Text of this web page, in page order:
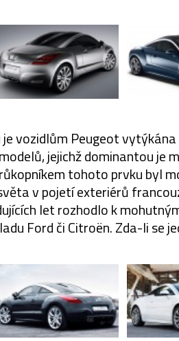
vozidlům Peugeot
jejichž dominantou je
tohoto prvku byl
v pojetí exteriérů
let rozhodlo k
Ford či Citroën. Zda-li se